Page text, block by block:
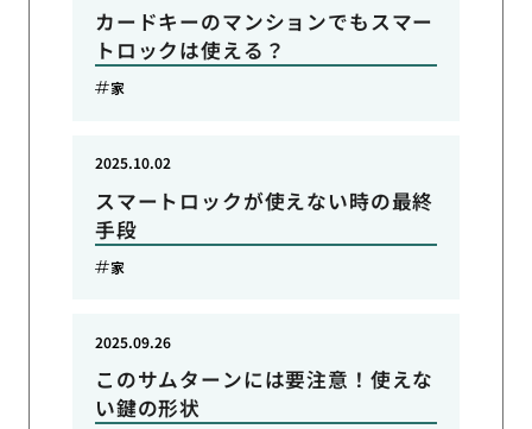
カードキーのマンションでもスマー
トロックは使える？
家
スマートロックが使えない時の最終
手段
2025.10.02
家
このサムターンには要注意！使えな
い鍵の形状
2025.09.26